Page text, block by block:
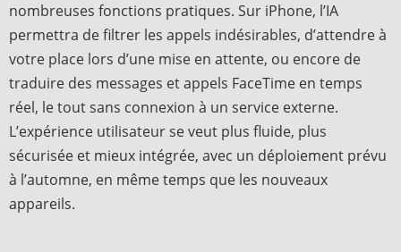
nombreuses fonctions pratiques. Sur iPhone, l’IA
permettra de filtrer les appels indésirables, d’attendre à
votre place lors d’une mise en attente, ou encore de
traduire des messages et appels FaceTime en temps
réel, le tout sans connexion à un service externe.
L’expérience utilisateur se veut plus fluide, plus
sécurisée et mieux intégrée, avec un déploiement prévu
à l’automne, en même temps que les nouveaux
appareils.